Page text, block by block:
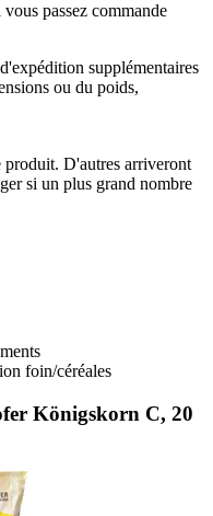
vous passez commande
supplémentaires
ou du poids,
produit. D'autres arriveront
si un plus grand nombre
foin/céréales
Königskorn C, 20